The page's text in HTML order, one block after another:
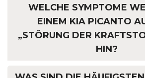
WELCHE SYMPTOME
EINEM KIA PICANTO
„STÖRUNG DER
HIN?